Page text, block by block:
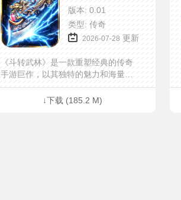
这里不仅打怪能够爆出充币，让每一
场战斗都充满价值，每日签到更有真
充奖励相赠，确保每位玩家都能享受
到实实在在的回馈。一上线，即可领
取豪华大礼包，内含丰富的资源与道
具，助你快速成长，踏上强者之路。
版本: 0.01
类型: 传奇
2026-07-28 更新
《斗转武林》是一款重塑经典的传奇
手游巨作，以其独特的魅力和海量福
利，引领着玩家们踏上一场前所未有
的冒险之旅。这款游戏不仅仅是对昔
↓下载 (185.2 M)